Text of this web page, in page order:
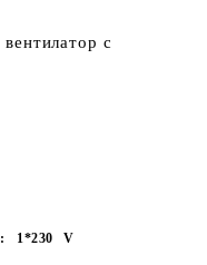
с
1*230 V